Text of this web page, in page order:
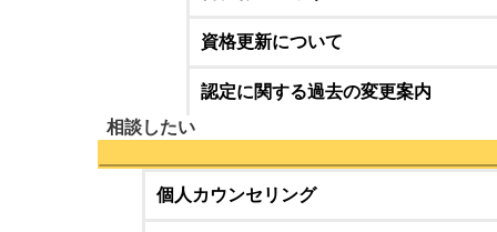
資格更新について
認定に関する過去の変更案内
相談したい
個人カウンセリング